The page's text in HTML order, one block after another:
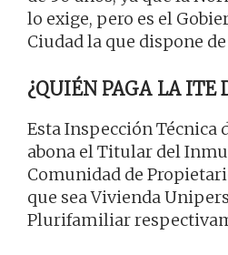
lo exige, pero es el
Ciudad la que dispone
¿QUIÉN PAGA LA ITE
Esta Inspección Técnica
abona el Titular del
Comunidad de
que sea Vivienda
Plurifamiliar